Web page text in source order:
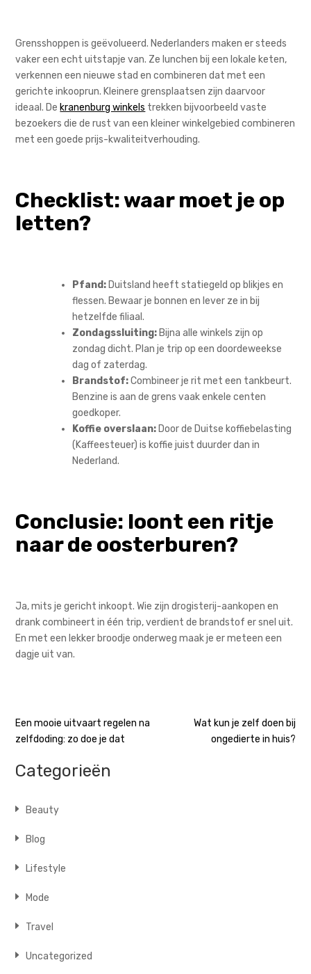
Grensshoppen is geëvolueerd. Nederlanders maken er steeds
vaker een echt uitstapje van. Ze lunchen bij een lokale keten,
verkennen een nieuwe stad en combineren dat met een
gerichte inkooprun. Kleinere grensplaatsen zijn daarvoor
ideaal. De kranenburg winkels trekken bijvoorbeeld vaste
bezoekers die de rust van een kleiner winkelgebied combineren
met een goede prijs-kwaliteitverhouding.
Checklist: waar moet je op
letten?
Pfand: Duitsland heeft statiegeld op blikjes en
flessen. Bewaar je bonnen en lever ze in bij
hetzelfde filiaal.
Zondagssluiting: Bijna alle winkels zijn op
zondag dicht. Plan je trip op een doordeweekse
dag of zaterdag.
Brandstof:Combineer je rit met een tankbeurt.
Benzine is aan de grens vaak enkele centen
goedkoper.
Koffie overslaan: Door de Duitse koffiebelasting
(Kaffeesteuer) is koffie juist duurder dan in
Nederland.
Conclusie: loont een ritje
naar de oosterburen?
Ja, mits je gericht inkoopt. Wie zijn drogisterij-aankopen en
drank combineert in één trip, verdient de brandstof er snel uit.
En met een lekker broodje onderweg maak je er meteen een
dagje uit van.
Bericht
navigatie
Een mooie uitvaart regelen na
zelfdoding: zo doe je dat
Wat kun je zelf doen bij
ongedierte in huis?
Categorieën
Beauty
Blog
Lifestyle
Mode
Travel
Uncategorized